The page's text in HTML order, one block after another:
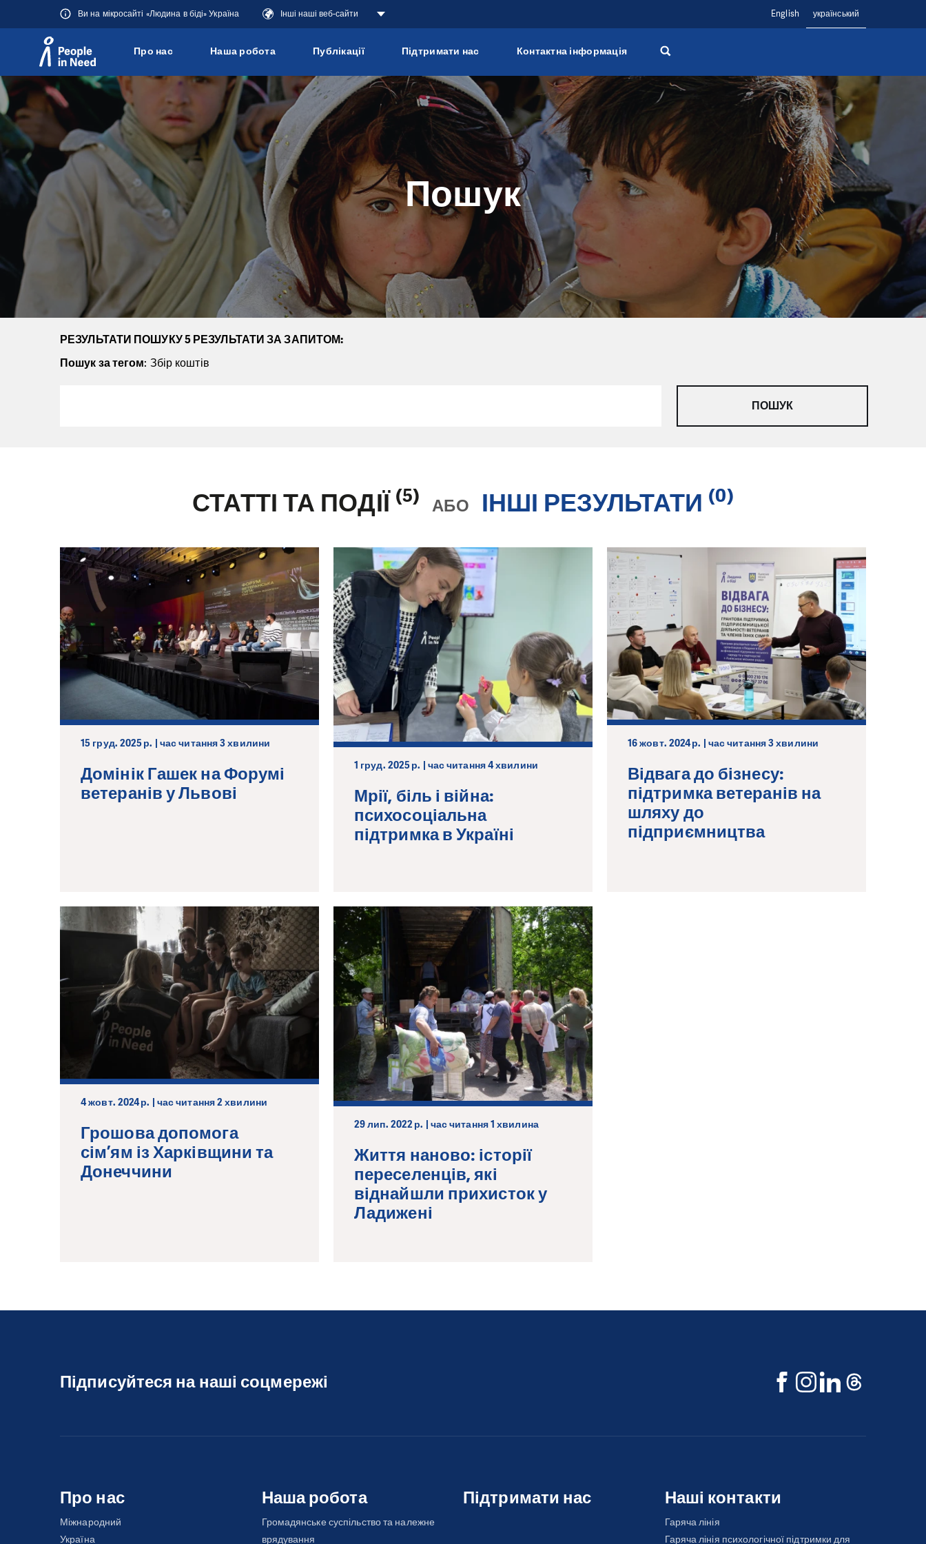
Přeskočit na obsah
Ви на мікросайті «Людина в біді» Україна Інші наші веб-сайти English український
Про нас Наша робота Публікації Підтримати нас Контактна інформація
Пошук
РЕЗУЛЬТАТИ ПОШУКУ 5 РЕЗУЛЬТАТИ ЗА ЗАПИТОМ:
Пошук за тегом: Збір коштів
СТАТТІ ТА ПОДІЇ (5) АБО ІНШІ РЕЗУЛЬТАТИ (0)
15 груд. 2025 р. | час читання 3 хвилини
Домінік Гашек на Форумі
ветеранів у Львові
1 груд. 2025 р. | час читання 4 хвилини
Мрії, біль і війна:
психосоціальна
підтримка в Україні
16 жовт. 2024 р. | час читання 3 хвилини
Відвага до бізнесу:
підтримка ветеранів на
шляху до
підприємництва
4 жовт. 2024 р. | час читання 2 хвилини
Грошова допомога
сім’ям із Харківщини та
Донеччини
29 лип. 2022 р. | час читання 1 хвилина
Життя наново: історії
переселенців, які
віднайшли прихисток у
Ладижені
Підписуйтеся на наші соцмережі
Про нас
Міжнародний
Україна
Наша робота
Громадянське суспільство та належне
врядування
Підтримати нас Наші контакти
Гаряча лінія
Гаряча лінія психологічної підтримки для